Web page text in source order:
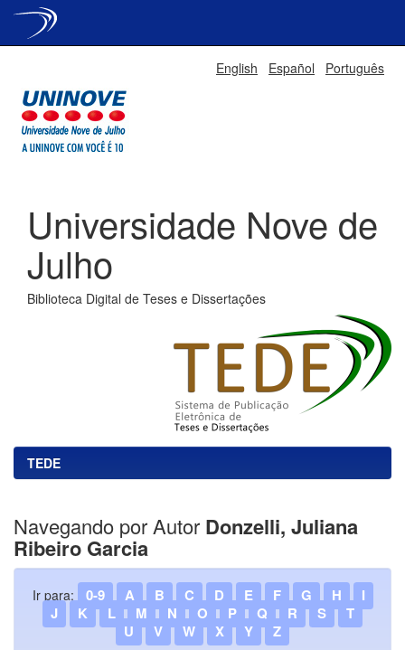
English Español Português
Universidade Nove de
Julho
Biblioteca Digital de Teses e Dissertações
TEDE
Navegando por Autor Donzelli, Juliana
Ribeiro Garcia
Ir para: 0-9 A B C D E F G H
I
J
K L M N O P Q R S
T
U
V W X Y Z